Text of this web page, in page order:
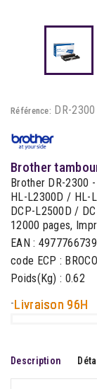
Référence: DR-2300
Brother
Brother DR-2300
HL-L2300D / HL-
DCP-L2500D /
12000 pages,
EAN :
code ECP :
Poids(Kg) : 0.62
-Livraison 96H
Description